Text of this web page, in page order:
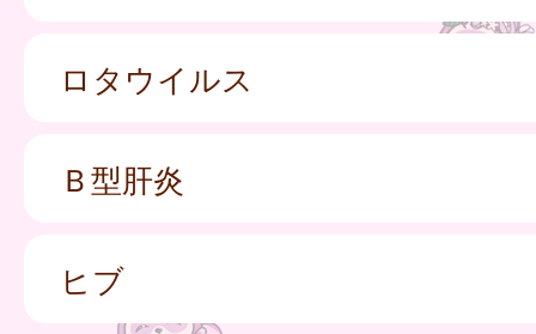
ロタウイルス
Ｂ型肝炎
ヒブ